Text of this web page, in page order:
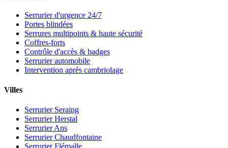
Serrurier d'urgence 24/7
Portes blindées
Serrures multipoints & haute sécurité
Coffres-forts
Contrôle d'accès & badges
Serrurier automobile
Intervention après cambriolage
Villes
Serrurier Seraing
Serrurier Herstal
Serrurier Ans
Serrurier Chaudfontaine